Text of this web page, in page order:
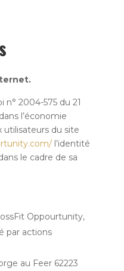
n° 2004-575 du 21
l’économie
utilisateurs du site
l’identité
le cadre de sa
Oppourtunity,
par actions
au Feer 62223